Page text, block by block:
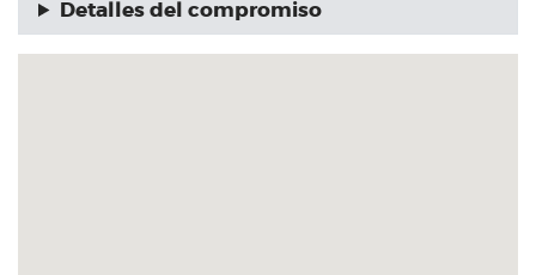
Detalles del compromiso